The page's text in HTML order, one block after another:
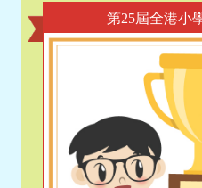
第25屆全港小